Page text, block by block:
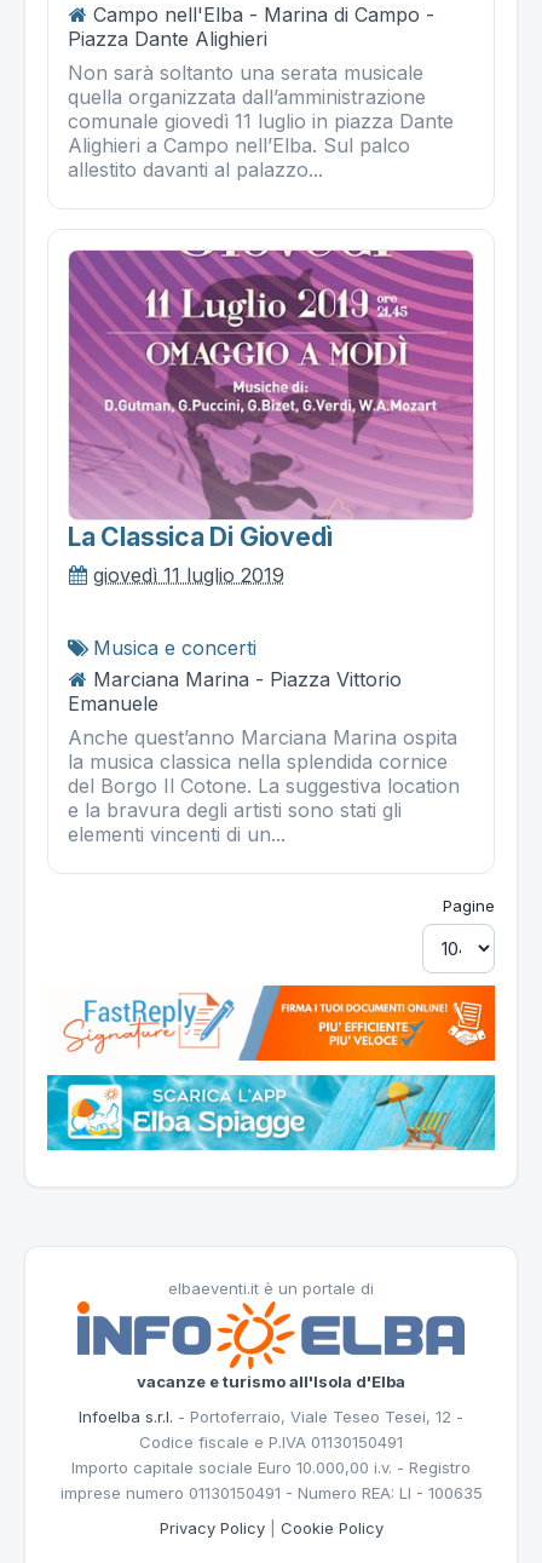
Campo nell'Elba - Marina di Campo -
Piazza Dante Alighieri
Non sarà soltanto una serata musicale
quella organizzata dall’amministrazione
comunale giovedì 11 luglio in piazza Dante
Alighieri a Campo nell’Elba. Sul palco
allestito davanti al palazzo...
La Classica Di Giovedì
giovedì 11 luglio 2019
Musica e concerti
Marciana Marina - Piazza Vittorio
Emanuele
Anche quest’anno Marciana Marina ospita
la musica classica nella splendida cornice
del Borgo Il Cotone. La suggestiva location
e la bravura degli artisti sono stati gli
elementi vincenti di un...
Pagine
elbaeventi.it è un portale di
vacanze e turismo all'Isola d'Elba
Infoelba s.r.l. - Portoferraio, Viale Teseo Tesei, 12 -
Codice fiscale e P.IVA 01130150491
Importo capitale sociale Euro 10.000,00 i.v. - Registro
imprese numero 01130150491 - Numero REA: LI - 100635
Privacy Policy| Cookie Policy